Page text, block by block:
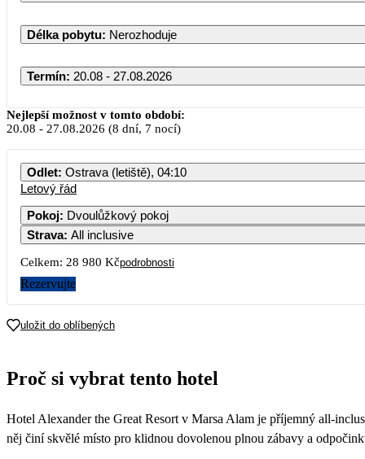
Délka pobytu: Nerozhoduje
Termín: 20.08 - 27.08.2026
Nejlepší možnost v tomto období:
20.08 - 27.08.2026 (8 dní, 7 nocí)
Odlet: Ostrava (letiště), 04:10
Letový řád
Pokoj: Dvoulůžkový pokoj
Strava: All inclusive
Celkem: 28 980 Kčpodrobnosti
Rezervujte
uložit do oblíbených
Proč si vybrat tento hotel
Hotel Alexander the Great Resort v Marsa Alam je příjemný all-
něj činí skvělé místo pro klidnou dovolenou plnou zábavy a